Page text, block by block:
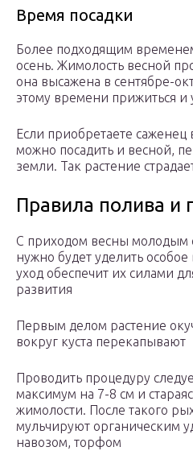
Время посадки
Более подходящим
осень. Жимолость весной
она высажена в сентябре­-
этому времени прижиться и
Если приобретаете саженец
можно посадить и весной,
земли. Так растение
Правила полива и
С приходом весны молодым
нужно будет уделить
уход обеспечит их силами
развития
Первым делом растение
вокруг куста перекапывают
Проводить процедуру
максимум на 7-8 см и
жимолости. После такого
мульчируют органическим
навозом, торфом